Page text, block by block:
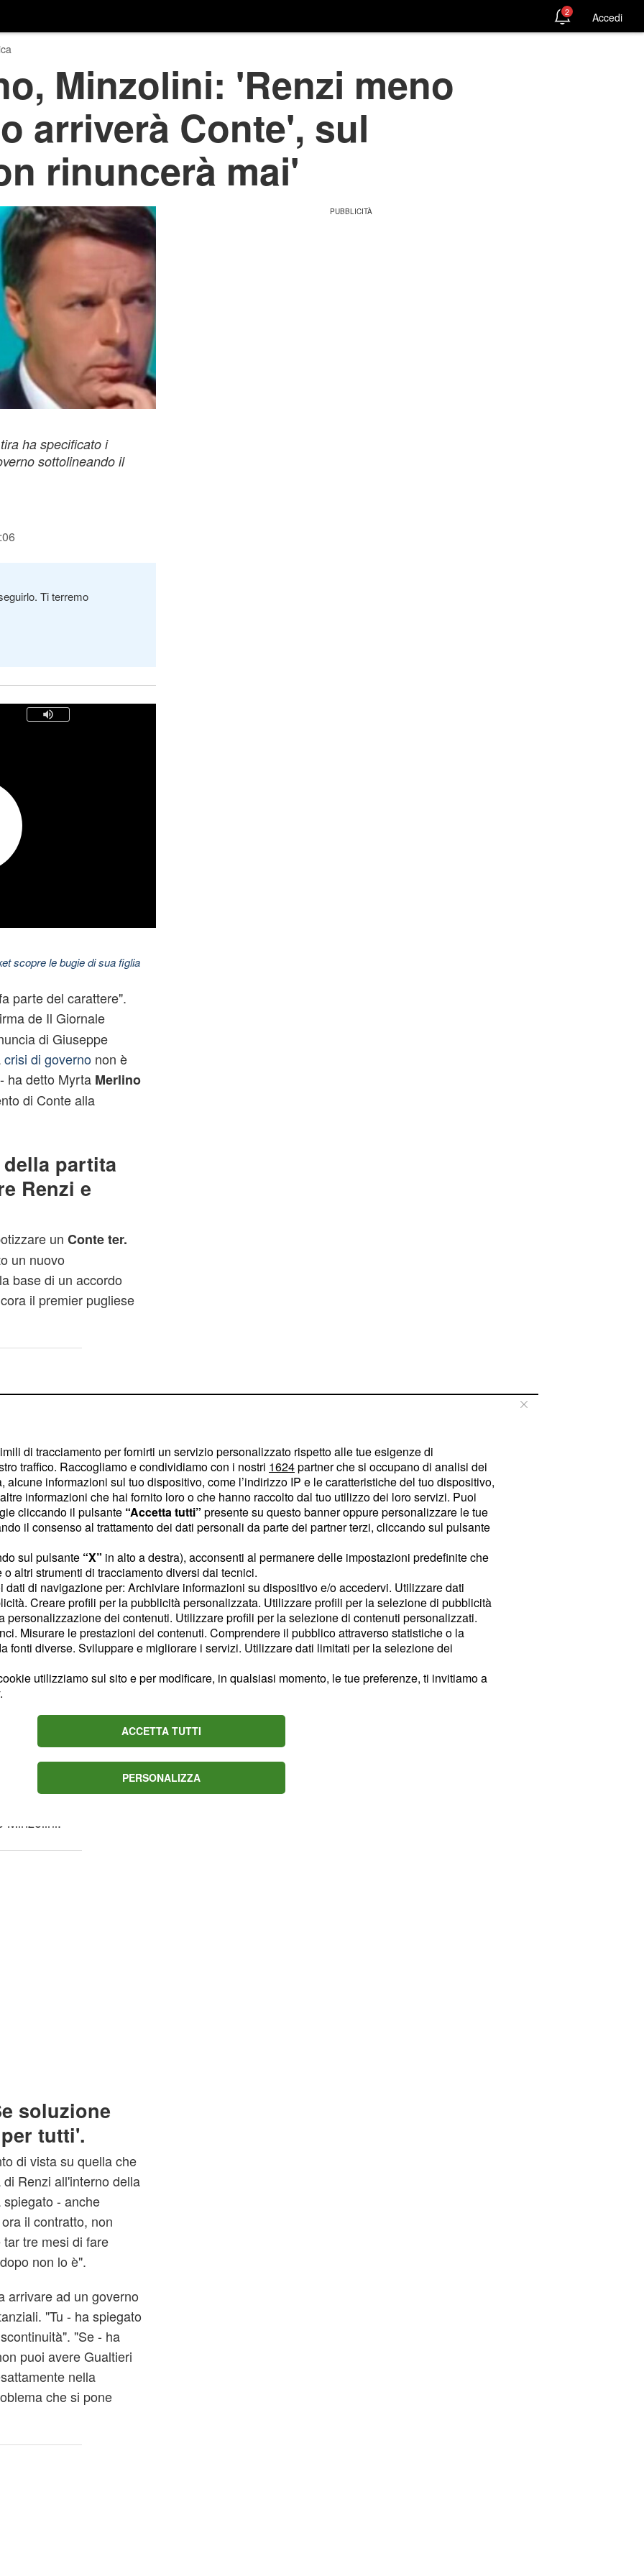
2 Accedi
Minzolini: 'Renzi meno
arriverà Conte', sul
rinuncerà mai'
ha specificato i
sottolineando il
Ti terremo
scopre le bugie di sua figlia
parte del carattere".
de Il Giornale
di Giuseppe
crisi di governonon è
ha detto Myrta Merlino
di Conte alla
partita
Renzi e
un Conte ter.
un nuovo
base di un accordo
il premier pugliese
fuori dalla
e la possibile ala
essere ago della
contrattuale di Italia
arriva
ha specificato - Renzi è
sarà meno forte".
che, nell'analisi del
al modus operandi
Minzolini.
soluzione
tutti'.
di vista su quella che
Renzi all'interno della
- anche
il contratto, non
tre mesi di fare
non lo è".
arrivare ad un governo
"Tu - ha spiegato
"Se - ha
puoi avere Gualtieri
nella
che si pone
di tracciamento per fornirti un servizio personalizzato rispetto alle tue esigenze di
traffico. Raccogliamo e condividiamo con i nostri 1624partner che si occupano di analisi dei
informazioni sul tuo dispositivo, come l’indirizzo IP e le caratteristiche del tuo dispositivo,
informazioni che hai fornito loro o che hanno raccolto dal tuo utilizzo dei loro servizi. Puoi
cliccando il pulsante “Accetta tutti” presente su questo banner oppure personalizzare le tue
il consenso al trattamento dei dati personali da parte dei partner terzi, cliccando sul pulsante
sul pulsante “X” in alto a destra), acconsenti al permanere delle impostazioni predefinite che
altri strumenti di tracciamento diversi dai tecnici.
dati di navigazione per: Archiviare informazioni su dispositivo e/o accedervi. Utilizzare dati
Creare profili per la pubblicità personalizzata. Utilizzare profili per la selezione di pubblicità
personalizzazione dei contenuti. Utilizzare profili per la selezione di contenuti personalizzati.
Misurare le prestazioni dei contenuti. Comprendere il pubblico attraverso statistiche o la
fonti diverse. Sviluppare e migliorare i servizi. Utilizzare dati limitati per la selezione dei
utilizziamo sul sito e per modificare, in qualsiasi momento, le tue preferenze, ti invitiamo a
.
ACCETTA TUTTI
PERSONALIZZA